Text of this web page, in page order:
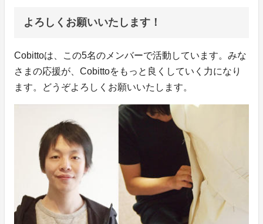
よろしくお願いいたします！
Cobittoは、この5名のメンバーで活動しています。みな
さまの応援が、Cobittoをもっと良くしていく力になり
ます。どうぞよろしくお願いいたします。